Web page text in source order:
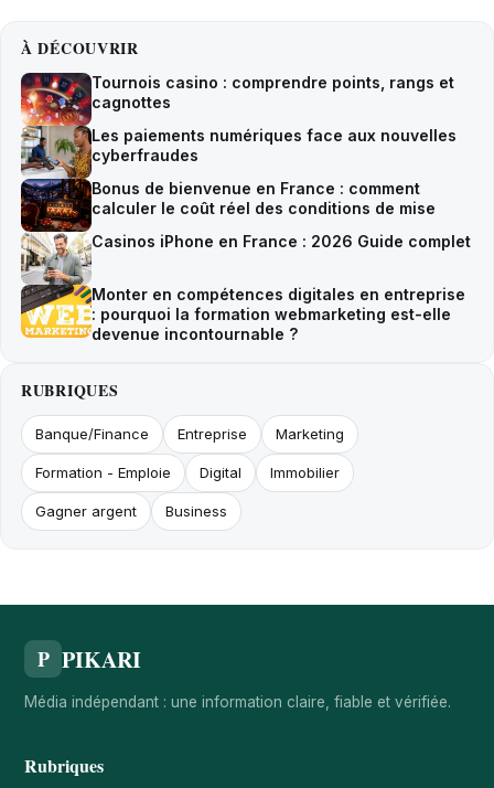
À DÉCOUVRIR
Tournois casino : comprendre points, rangs et
cagnottes
Les paiements numériques face aux nouvelles
cyberfraudes
Bonus de bienvenue en France : comment
calculer le coût réel des conditions de mise
Casinos iPhone en France : 2026 Guide complet
Monter en compétences digitales en entreprise
: pourquoi la formation webmarketing est-elle
devenue incontournable ?
RUBRIQUES
Banque/Finance Entreprise Marketing
Formation - Emploie Digital Immobilier
Gagner argent Business
P PIKARI
Média indépendant : une information claire, fiable et vérifiée.
Rubriques